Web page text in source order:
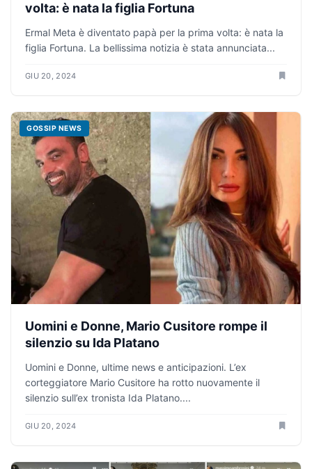
volta: è nata la figlia Fortuna
Ermal Meta è diventato papà per la prima volta: è nata la
figlia Fortuna. La bellissima notizia è stata annunciata...
GIU 20, 2024
GOSSIP NEWS
Uomini e Donne, Mario Cusitore rompe il
silenzio su Ida Platano
Uomini e Donne, ultime news e anticipazioni. L’ex
corteggiatore Mario Cusitore ha rotto nuovamente il
silenzio sull’ex tronista Ida Platano....
GIU 20, 2024